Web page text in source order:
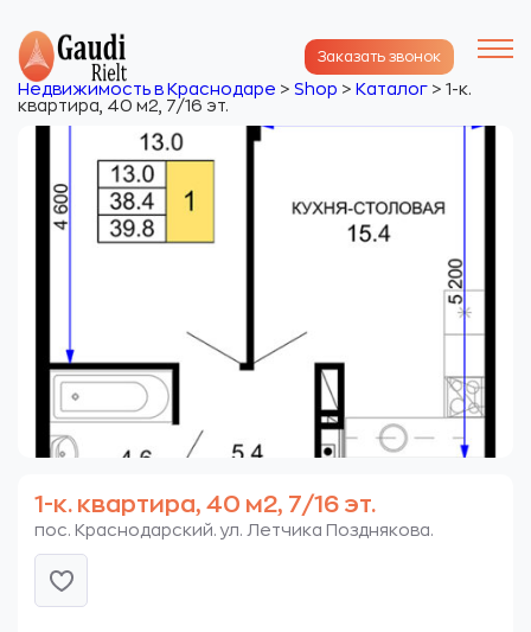
Заказать звонок
Недвижимость в Краснодаре > Shop > Каталог > 1-к.
квартира, 40 м2, 7/16 эт.
1-к. квартира, 40 м2, 7/16 эт.
пос. Краснодарский. ул. Летчика Позднякова.